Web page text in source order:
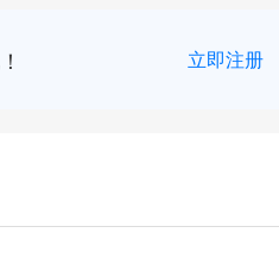
立即注册